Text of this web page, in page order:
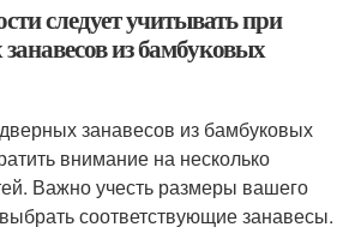
следует учитывать при
из бамбуковых
занавесов из бамбуковых
внимание на несколько
Важно учесть размеры вашего
соответствующие занавесы.